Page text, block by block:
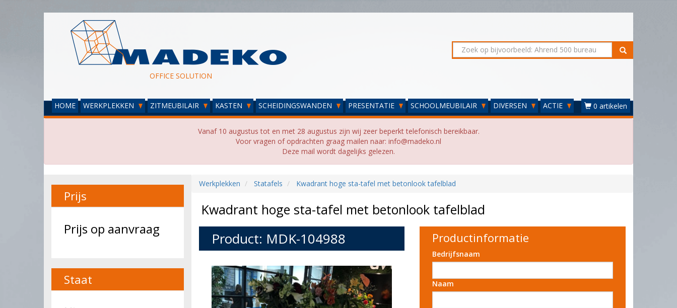
OFFICE SOLUTION
HOME WERKPLEKKEN ZITMEUBILAIR KASTEN SCHEIDINGSWANDEN PRESENTATIE SCHOOLMEUBILAIR DIVERSEN ACTIE 0 artikelen
Vanaf 10 augustus tot en met 28 augustus zijn wij zeer beperkt telefonisch bereikbaar.
Voor vragen of opdrachten graag mailen naar: info@madeko.nl
Deze mail wordt dagelijks gelezen.
Werkplekken Statafels Kwadrant hoge sta-tafel met betonlook tafelblad
Kwadrant hoge sta-tafel met betonlook tafelblad
Product: MDK-104988 Productinformatie
Bedrijfsnaam
Naam
Prijs
Prijs op aanvraag
Staat